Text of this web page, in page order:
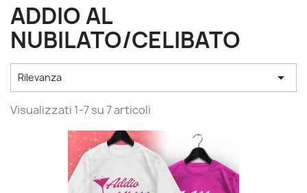
ADDIO AL
NUBILATO/CELIBATO
Rilevanza 
Visualizzati 1-7 su 7 articoli